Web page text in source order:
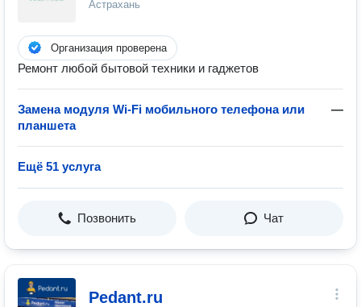
Астрахань
Организация проверена
Ремонт любой бытовой техники и гаджетов
Замена модуля Wi-Fi мобильного телефона или
планшета
—
Ещё 51 услуга
Позвонить Чат
Pedant.ru